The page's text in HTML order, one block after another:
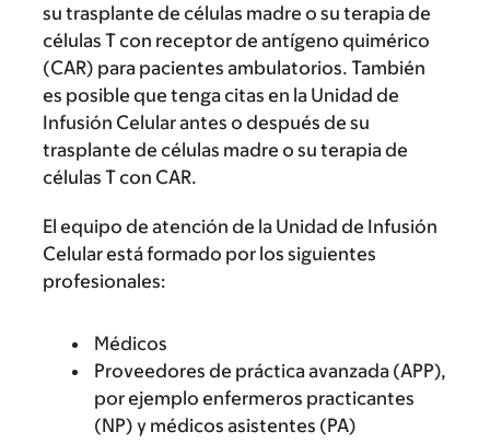
su trasplante de células madre o su terapia de
células T con receptor de antígeno quimérico
(CAR) para pacientes ambulatorios. También
es posible que tenga citas en la Unidad de
Infusión Celular antes o después de su
trasplante de células madre o su terapia de
células T con CAR.
El equipo de atención de la Unidad de Infusión
Celular está formado por los siguientes
profesionales:
Médicos
Proveedores de práctica avanzada (APP),
por ejemplo enfermeros practicantes
(NP) y médicos asistentes (PA)